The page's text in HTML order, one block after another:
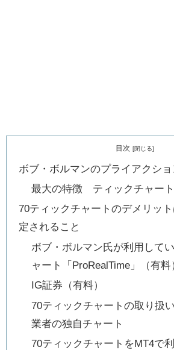
目次
ボブ・ボルマンのプライアクシ
最大の特徴 ティックチャート
70ティックチャートのデメリッ
定されること
ボブ・ボルマン氏が利用して
ャート「ProRealTime」（有料
IG証券（有料）
70ティックチャートの取り扱
業者の独自チャート
70ティックチャートをMT4で